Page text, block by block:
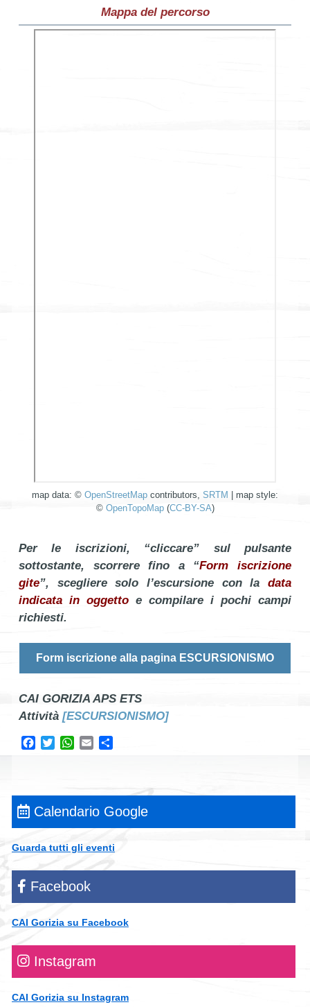
Mappa del percorso
map data: © OpenStreetMap contributors, SRTM | map style:
© OpenTopoMap(CC-BY-SA)
Per le iscrizioni, “cliccare” sul pulsante
sottostante, scorrere fino a “Form iscrizione
gite”, scegliere solo l’escursione con la data
indicata in oggetto e compilare i pochi campi
richiesti.
Form iscrizione alla pagina ESCURSIONISMO
CAI GORIZIA APS ETS
Attività [ESCURSIONISMO]
Facebook
TwitterWhatsApp
Email
Calendario Google
Guarda tutti gli eventi
Facebook
CAI Gorizia su Facebook
Instagram
CAI Gorizia su Instagram